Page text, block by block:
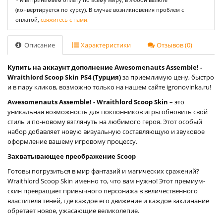
(конвертируется по курсу). В случае возникновения проблем с
оплатой, свяжитесь с нами.
Описание Характеристики Отзывов (0)
Купить на аккаунт дополнение Awesomenauts Assemble! -
Wraithlord Scoop Skin PS4 (Турция)за приемлимую цену, быстро
и в пару кликов, возможно только на нашем сайте igronovinka.ru!
Awesomenauts Assemble! - Wraithlord Scoop Skin – это
уникальная возможность для поклонников игры обновить свой
стиль и по-новому взглянуть на любимого героя. Этот особый
набор добавляет новую визуальную составляющую и звуковое
оформление вашему игровому процессу.
Захватывающее преображение Scoop
Готовы погрузиться в мир фантазий и магических сражений?
Wraithlord Scoop Skin именно то, что вам нужно! Этот премиум-
скин превращает привычного персонажа в величественного
властителя теней, где каждое его движение и каждое заклинание
обретает новое, ужасающие великолепие.